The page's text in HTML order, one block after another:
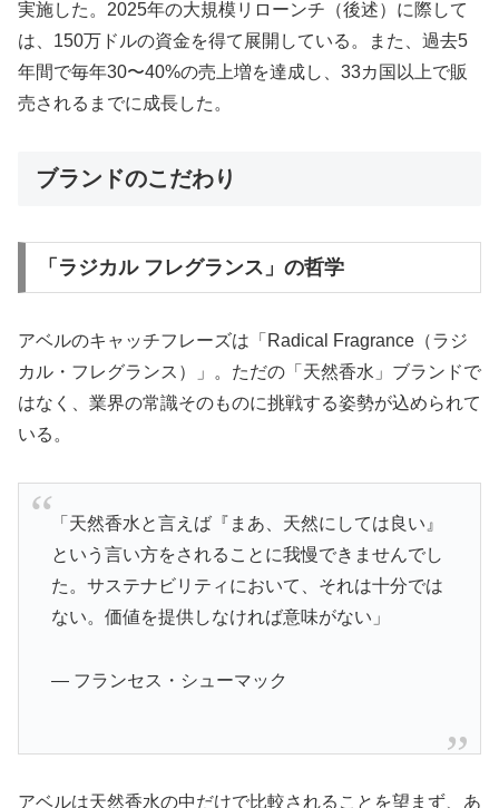
実施した。2025年の大規模リローンチ（後述）に際して
は、150万ドルの資金を得て展開している。また、過去5
年間で毎年30〜40%の売上増を達成し、33カ国以上で販
売されるまでに成長した。
ブランドのこだわり
「ラジカル フレグランス」の哲学
アベルのキャッチフレーズは「Radical Fragrance（ラジ
カル・フレグランス）」。ただの「天然香水」ブランドで
はなく、業界の常識そのものに挑戦する姿勢が込められて
いる。
「天然香水と言えば『まあ、天然にしては良い』
という言い方をされることに我慢できませんでし
た。サステナビリティにおいて、それは十分では
ない。価値を提供しなければ意味がない」
— フランセス・シューマック
アベルは天然香水の中だけで比較されることを望まず、あ